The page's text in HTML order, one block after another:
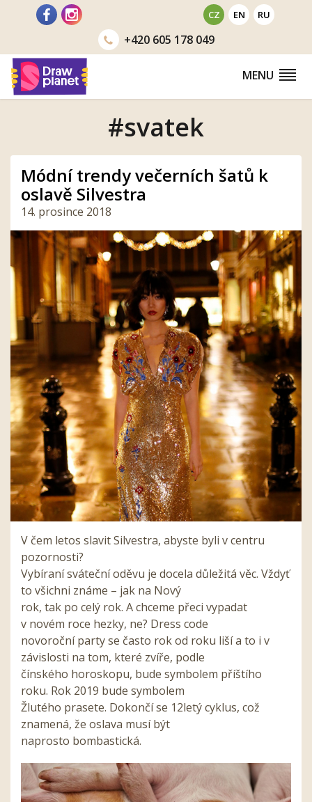
CZ EN RU
+420605 178 049
MENU
#svatek
Módní trendy večerních šatů k
oslavě Silvestra
14. prosince 2018
V čem letos slavit Silvestra, abyste byli v centru
pozornosti?
Vybíraní sváteční oděvu je docela důležitá věc. Vždyť
to všichni známe – jak na Nový
rok, tak po celý rok. A chceme přeci vypadat
v novém roce hezky, ne? Dress code
novoroční party se často rok od roku liší a to i v
závislosti na tom, které zvíře, podle
čínského horoskopu, bude symbolem příštího
roku. Rok 2019 bude symbolem
Žlutého prasete. Dokončí se 12letý cyklus, což
znamená, že oslava musí být
naprosto bombastická.